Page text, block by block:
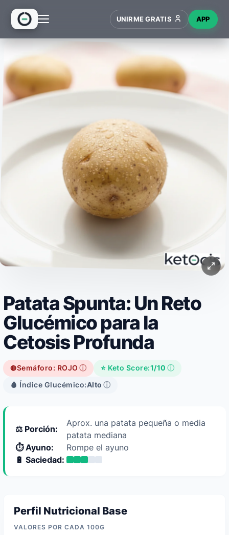
INICIO
RECETAS
WIKI
UNIRME GRATIS APP
Patata Spunta: Un Reto
Glucémico para la
Cetosis Profunda
🔴Semáforo: ROJO ⓘ ⭐ Keto Score:1/10 ⓘ
🩸 Índice Glucémico:Alto ⓘ
⚖️ Porción:
Aprox. una patata pequeña o media
patata mediana
⏱️ Ayuno:
Rompe el ayuno
🔋 Saciedad:
Perfil Nutricional Base
VALORES POR CADA 100G